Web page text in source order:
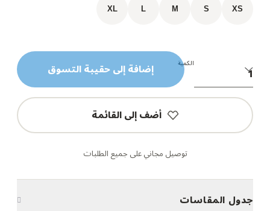
XS
S
M
L
XL
الكمية إضافة إلى حقيبة التسوق
أضف إلى القائمة
توصيل مجاني على جميع الطلبات
جدول المقاسات